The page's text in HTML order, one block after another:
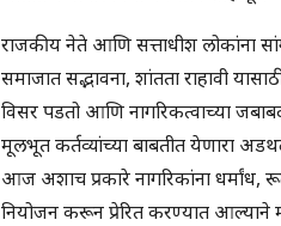
राजकीय नेते आणि सत्ताधीश लोकांना
समाजात सद्भावना, शांतता राहावी
विसर पडतो आणि नागरिकत्वाच्या
मूलभूत कर्तव्यांच्या बाबतीत येणारा
आज अशाच प्रकारे नागरिकांना धर्मांध,
नियोजन करून प्रेरित करण्यात आल्याने